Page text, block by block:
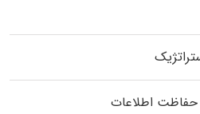
حفاظت اطلاعات